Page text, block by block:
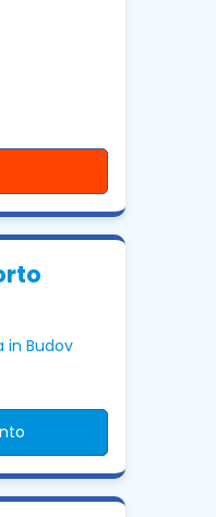
in Budov